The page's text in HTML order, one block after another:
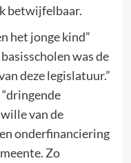
betwijfelbaar.
het jonge kind”
was de
deze legislatuur.”
van de
onderfinanciering
Zo